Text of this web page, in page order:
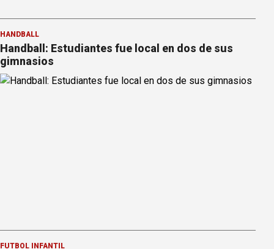
HANDBALL
Handball: Estudiantes fue local en dos de sus
gimnasios
FÚTBOL INFANTIL